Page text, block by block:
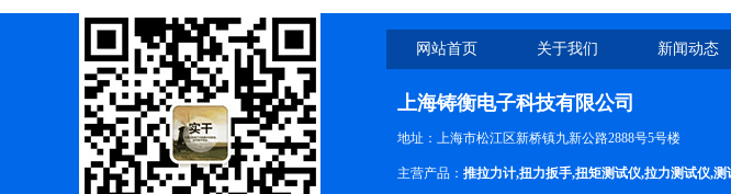
网站首页 关于我们 新闻动态
上海铸衡电子科技有限公司
地址：上海市松江区新桥镇九新公路2888号5号楼
主营产品： 推拉力计,扭力扳手,扭矩测试仪,拉力测试仪,测